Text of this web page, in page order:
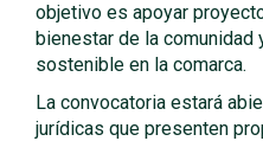
objetivo es apoyar
bienestar de la
sostenible en la comarca.
La convocatoria estará
jurídicas que presenten